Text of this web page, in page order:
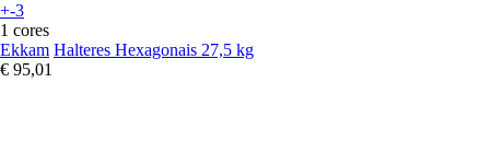
+-3
1 cores
Ekkam Halteres Hexagonais 27,5 kg
€ 95,01